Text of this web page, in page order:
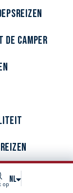
op
op NL
de camper